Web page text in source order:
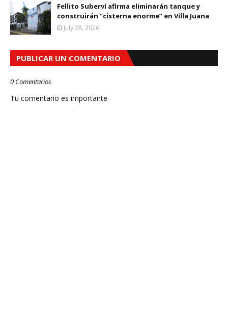
Fellito Suberví afirma eliminarán tanque y
construirán “cisterna enorme” en Villa Juana
July 28, 2026
PUBLICAR UN COMENTARIO
0 Comentarios
Tu comentario es importante